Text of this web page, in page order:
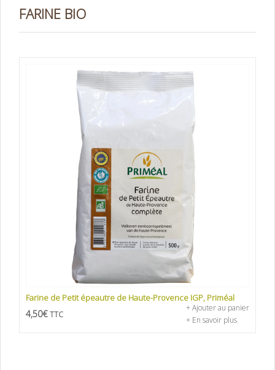
FARINE BIO
Farine de Petit épeautre de Haute-Provence IGP, Priméal
4,50€ TTC
+ Ajouter au panier
+ En savoir plus